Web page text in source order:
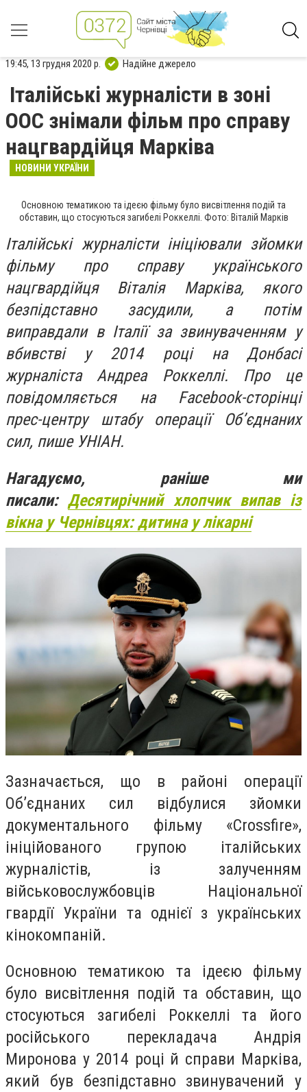
19:45, 13 грудня 2020 р. Надійне джерело
Італійські журналісти в зоні
ООС знімали фільм про справу
нацгвардійця Марківа
НОВИНИ УКРАЇНИ
Основною тематикою та ідеєю фільму було висвітлення подій та
обставин, що стосуються загибелі Роккеллі. Фото: Віталій Марків
Італійські журналісти ініціювали зйомки
фільму про справу українського
нацгвардійця Віталія Марківа, якого
безпідставно засудили, а потім
виправдали в Італії за звинуваченням у
вбивстві у 2014 році на Донбасі
журналіста Андреа Роккеллі. Про це
повідомляється на Facebook-сторінці
прес-центру штабу операції Об’єднаних
сил, пише УНІАН.
Нагадуємо, раніше ми
писали:Десятирічний хлопчик випав із
вікна у Чернівцях: дитина у лікарні
Зазначається, що в районі операції
Об’єднаних сил відбулися зйомки
документального фільму «Crossfire»,
ініційованого групою італійських
журналістів, із залученням
військовослужбовців Національної
гвардії України та однієї з українських
кінокомпаній.
Основною тематикою та ідеєю фільму
було висвітлення подій та обставин, що
стосуються загибелі Роккеллі та його
російського перекладача Андрія
Миронова у 2014 році й справи Марківа,
який був безпідставно звинувачений у